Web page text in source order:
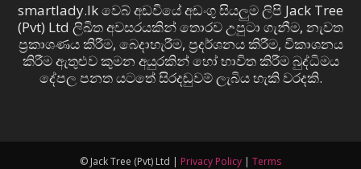
smartlady.lk වෙබ් අඩවියේ අඩංගු සියලුම ලිපි Jack Tree
(Pvt) Ltd ලිඛිත අවසරයකින් තොරව උපුටා ගැනීම, නැවත
ප්‍රකාශණය කිරීම, බෙදාහැරීම, ප්‍රදර්ශනය කිරීම, විකාශනය
කිරීම ඇතුළුව කුමන අයුරකින් හෝ භාවිත කිරීම බුද්ධිමය
දේපල පනත යටතේ සිරදඬුවම් ලැබිය හැකි වරදකි.
© Jack Tree (Pvt) Ltd | Privacy Policy | Terms